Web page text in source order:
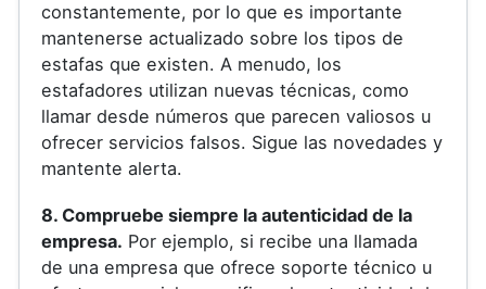
constantemente, por lo que es importante
mantenerse actualizado sobre los tipos de
estafas que existen. A menudo, los
estafadores utilizan nuevas técnicas, como
llamar desde números que parecen valiosos u
ofrecer servicios falsos. Sigue las novedades y
mantente alerta.
8. Compruebe siempre la autenticidad de la
empresa. Por ejemplo, si recibe una llamada
de una empresa que ofrece soporte técnico u